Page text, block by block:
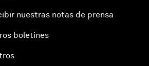
nuestras notas de prensa
boletines